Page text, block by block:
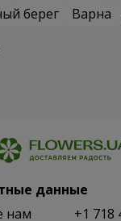
берег Варна
данные
нам
+1 718